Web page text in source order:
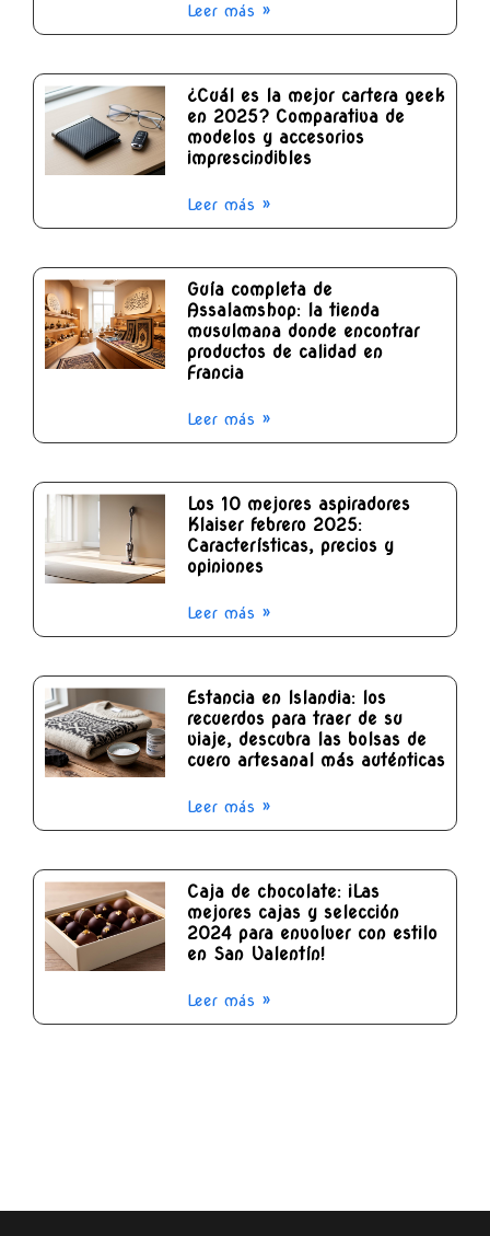
Leer más »
¿Cuál es la mejor cartera geek
en 2025? Comparativa de
modelos y accesorios
imprescindibles
Leer más »
Guía completa de
Assalamshop: la tienda
musulmana donde encontrar
productos de calidad en
Francia
Leer más »
Los 10 mejores aspiradores
Klaiser febrero 2025:
Características, precios y
opiniones
Leer más »
Estancia en Islandia: los
recuerdos para traer de su
viaje, descubra las bolsas de
cuero artesanal más auténticas
Leer más »
Caja de chocolate: ¡Las
mejores cajas y selección
2024 para envolver con estilo
en San Valentín!
Leer más »